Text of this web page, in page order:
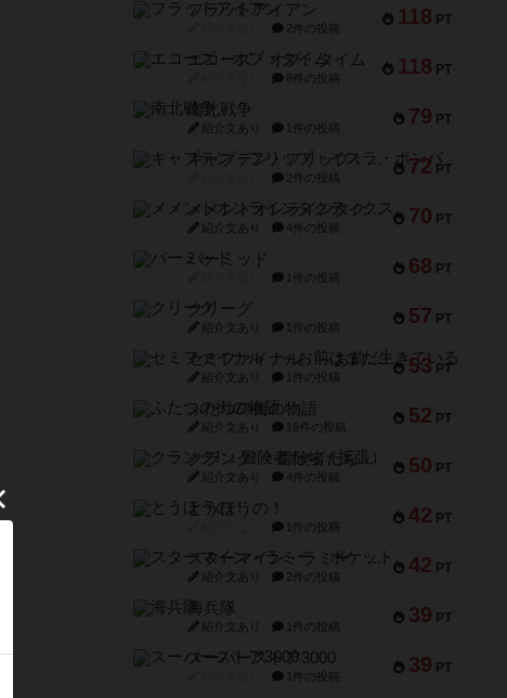
118 PT
フラットアイアン
2件の投稿
118 PT
エコーズ・オブ・タイム
8件の投稿
79 PT
南北戦争
紹介文あり 1件の投稿
72 PT
キャプテン・フリップ：イスラ・ボンバ
2件の投稿
70 PT
メメントオンラインタクティクス
紹介文あり 4件の投稿
68 PT
パーミッド
1件の投稿
57 PT
クリーグ
紹介文あり 1件の投稿
53 PT
セミファイナル ～お前はまだ生きている～
紹介文あり 1件の投稿
52 PT
ふたつの街の物語
紹介文あり 18件の投稿
50 PT
クランク! ：冒険者たち（拡張）
紹介文あり 4件の投稿
42 PT
とうほうの！
1件の投稿
42 PT
スターマイン・ラミー ポケット
紹介文あり 2件の投稿
39 PT
海兵隊
紹介文あり 1件の投稿
39 PT
スーパーストア3000
1件の投稿